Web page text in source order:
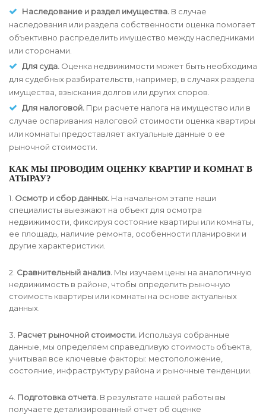
Наследование и раздел имущества. В случае
наследования или раздела собственности оценка помогает
объективно распределить имущество между наследниками
или сторонами.
Для суда. Оценка недвижимости может быть необходима
для судебных разбирательств, например, в случаях раздела
имущества, взыскания долгов или других споров.
Для налоговой. При расчете налога на имущество или в
случае оспаривания налоговой стоимости оценка квартиры
или комнаты предоставляет актуальные данные о ее
рыночной стоимости.
КАК МЫ ПРОВОДИМ ОЦЕНКУ КВАРТИР И КОМНАТ В
АТЫРАУ?
1. Осмотр и сбор данных. На начальном этапе наши
специалисты выезжают на объект для осмотра
недвижимости, фиксируя состояние квартиры или комнаты,
ее площадь, наличие ремонта, особенности планировки и
другие характеристики.
2. Сравнительный анализ. Мы изучаем цены на аналогичную
недвижимость в районе, чтобы определить рыночную
стоимость квартиры или комнаты на основе актуальных
данных.
3. Расчет рыночной стоимости. Используя собранные
данные, мы определяем справедливую стоимость объекта,
учитывая все ключевые факторы: местоположение,
состояние, инфраструктуру района и рыночные тенденции.
4. Подготовка отчета. В результате нашей работы вы
получаете детализированный отчет об оценке